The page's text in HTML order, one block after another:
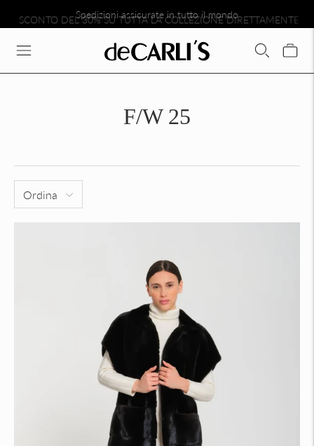
Spedizioni assicurate in tutto il mondo
SCONTO DEL 30% SU TUTTA LA COLLEZIONE DIRETTAMENTE
F/W 25
Ordina